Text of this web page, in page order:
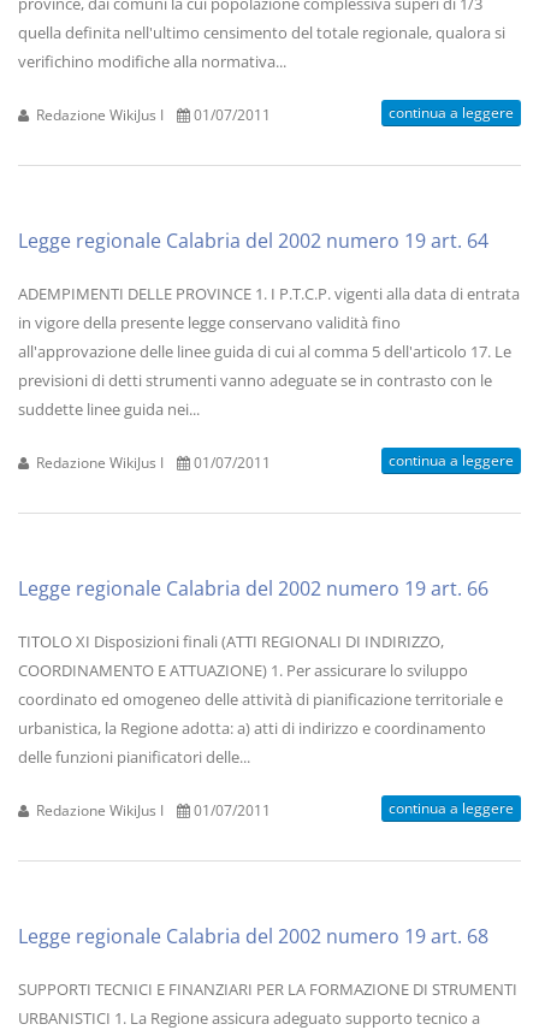
quella definita nell'ultimo censimento del totale regionale, qualora si
verifichino modifiche alla normativa...
Redazione WikiJus I 01/07/2011 continua a leggere
Legge regionale Calabria del 2002 numero 19 art. 64
ADEMPIMENTI DELLE PROVINCE 1. I P.T.C.P. vigenti alla data di entrata
in vigore della presente legge conservano validità fino
all'approvazione delle linee guida di cui al comma 5 dell'articolo 17. Le
previsioni di detti strumenti vanno adeguate se in contrasto con le
suddette linee guida nei...
Redazione WikiJus I 01/07/2011 continua a leggere
Legge regionale Calabria del 2002 numero 19 art. 66
TITOLO XI Disposizioni finali (ATTI REGIONALI DI INDIRIZZO,
COORDINAMENTO E ATTUAZIONE) 1. Per assicurare lo sviluppo
coordinato ed omogeneo delle attività di pianificazione territoriale e
urbanistica, la Regione adotta: a) atti di indirizzo e coordinamento
delle funzioni pianificatori delle...
Redazione WikiJus I 01/07/2011 continua a leggere
Legge regionale Calabria del 2002 numero 19 art. 68
SUPPORTI TECNICI E FINANZIARI PER LA FORMAZIONE DI STRUMENTI
URBANISTICI 1. La Regione assicura adeguato supporto tecnico a